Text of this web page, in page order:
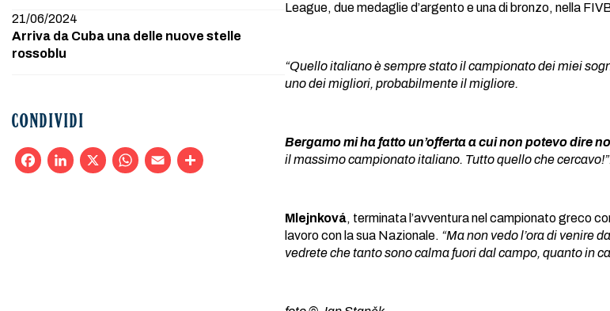
21/06/2024
Arriva da Cuba una delle nuove stelle
rossoblu
CONDIVIDI
League, due medaglie d’argento e una di bronzo, nella
“Quello italiano è sempre stato il campionato dei miei
uno dei migliori, probabilmente il migliore.
Bergamo mi ha fatto un’offerta a cui non potevo dire no
il massimo campionato italiano. Tutto quello che
Mlejnková, terminata l’avventura nel campionato greco
lavoro con la sua Nazionale. “Ma non vedo l’ora di venire
vedrete che tanto sono calma fuori dal campo, quanto in